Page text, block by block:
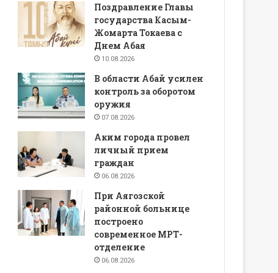
Поздравление Главы
государства Касым-
Жомарта Токаева с
Днем Абая
10.08.2026
В области Абай усилен
контроль за оборотом
оружия
07.08.2026
Аким города провел
личный прием
граждан
06.08.2026
При Аягозской
районной больнице
построено
современное МРТ-
отделение
06.08.2026